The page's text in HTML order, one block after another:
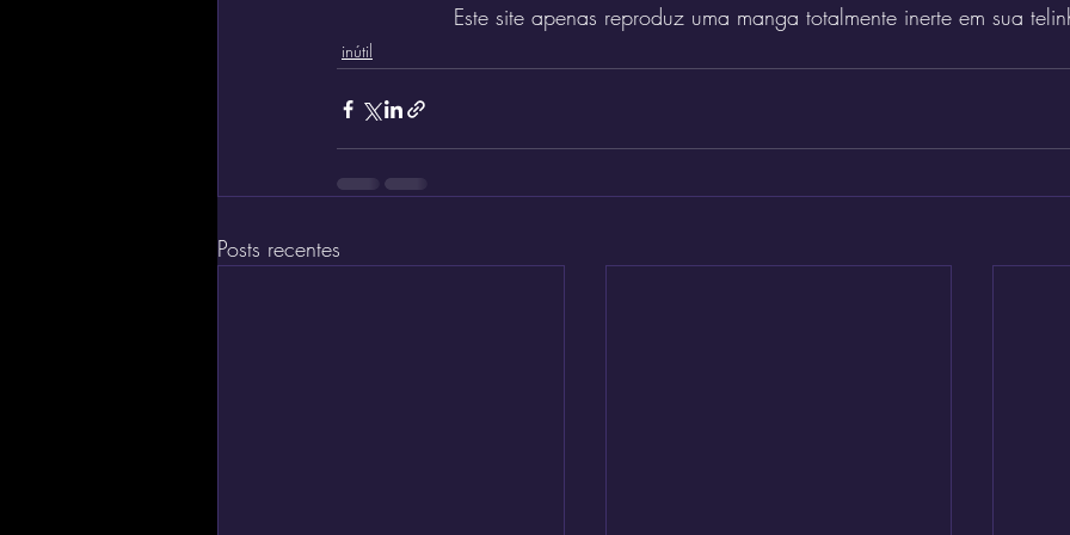
Este site apenas reproduz uma manga totalmente inerte em sua
inútil
Posts recentes